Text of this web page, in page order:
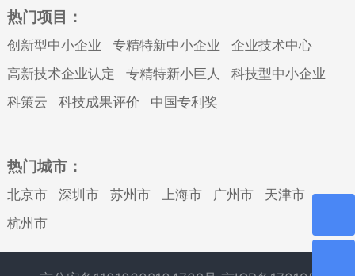
热门项目：
创新型中小企业 专精特新中小企业
企业技术中心
高新技术企业认定
专精特新小巨人
科技型中小企业
科策云
科技成果评价 中国专利奖
热门城市：
北京市 深圳市 苏州市 上海市 广州市
天津市
杭州市